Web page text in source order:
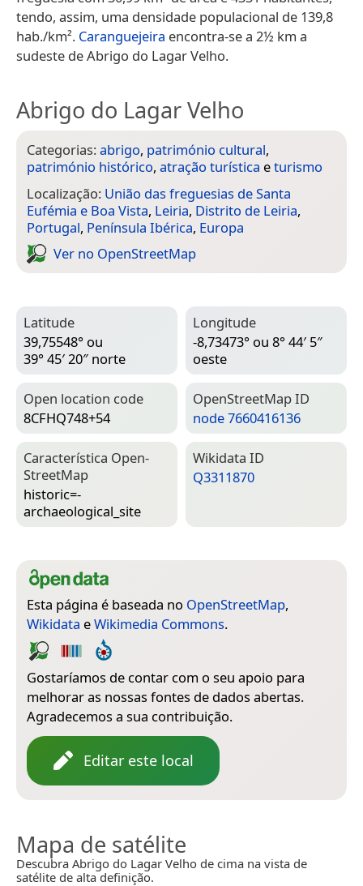
tendo, assim, uma densidade populacional de 139,8
hab./km². Caranguejeira encontra-se a 2½ km a
sudeste de Abrigo do Lagar Velho.
Abrigo do Lagar Velho
Categorias:abrigo, património cultural,
património histórico, atração turística eturismo
Localização: União das freguesias de Santa
Eufémia e Boa Vista, Leiria, Distrito de Leiria,
Portugal, Península Ibérica, Europa
Ver no Open­Street­Map
Latitude
39,75548° ou
39° 45′ 20″ norte
Longitude
-8,73473° ou 8° 44′ 5″
oeste
Open location code
8CFHQ748+54
Open­Street­Map ID
node 7660416136
Característica Open­
Street­Map
historic=­
archaeological_site
Wiki­data ID
Q3311870
Esta página é baseada no OpenStreetMap,
Wikidata eWikimedia Commons.
Gostaríamos de contar com o seu apoio para
melhorar as nossas fontes de dados abertas.
Agradecemos a sua contribuição.
Editar este local
Mapa de satélite
Descubra Abrigo do Lagar Velho de cima na vista de
satélite de alta definição.